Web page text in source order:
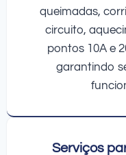
queimadas,
circuito,
pontos 10A e
garantindo
Serviços